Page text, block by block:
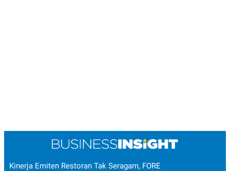
Kinerja Emiten Restoran Tak Seragam, FORE